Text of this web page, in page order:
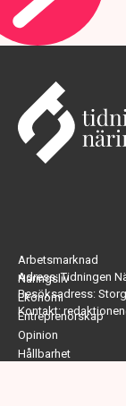
Adress: Tidningen
Besöksadress:
Kontakt:
Arbetsmarknad
Näringsliv
Ekonomi
Entreprenörskap
Opinion
Hållbarhet